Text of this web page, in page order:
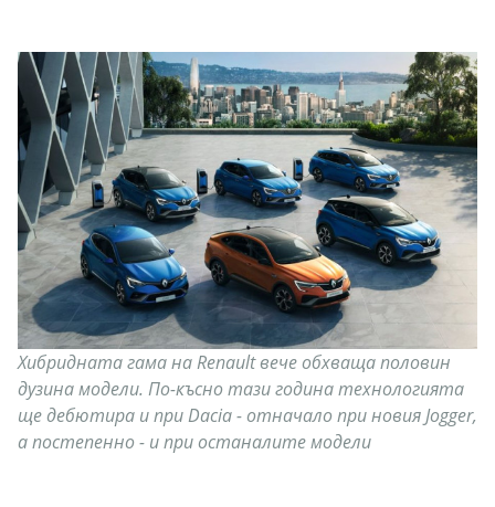
Хибридната гама на Renault вече обхваща половин
дузина модели. По-късно тази година технологията
ще дебютира и при Dacia - отначало при новия Jogger,
а постепенно - и при останалите модели